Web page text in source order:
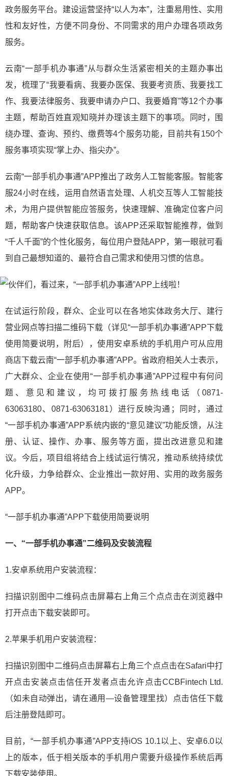
政务服务平台。建设运营坚持“以人为本”，注重易用性、实用
性和友好性，方便不同身份、不同需求的用户办理各项政务
服务。
云南“一部手机办事通”从与群众生活紧密相关的主题办事出
发，梳理了“我要看病、我要办医保、我要考资质、我要找工
作、我要法律服务、我要申请办户口、我要婚育”等12个办事
主题，帮助百姓直观知晓并办理该主题下的事项。同时，围
绕办理、查询、预约、缴费等4个服务功能，目前共有150个
服务事项实现“掌上办、指尖办”。
云南“一部手机办事通”APP推出了政务人工智能客服。智能客
服24小时在线，运用自然语言处理、人机交互等人工智能技
术，为用户提供智能应答服务，快速理解、准确定位客户问
题，帮助客户快速获取信息。该APP还采取智能推荐，做到
“千人千面”的个性化服务，每位用户登陆APP，第一眼就可看
到自己最想知道的、最符合自己需求和使用习惯的信息。
在试运行阶段，群众、企业可以在各地实体政务大厅、建行
营业网点等扫描二维码下载（详见“一部手机办事通”APP下载
使用简要说明，附后），使用安卓系统的手机用户可从应用
商店下载云南“一部手机办事通”APP。省政府相关人士表示，
广大群众、企业在使用“一部手机办事通”APP过程中有何问
题、意见和建议，均可拨打服务热线电话（0871-
63063180、0871-63063181）进行反映沟通；同时，通过
“一部手机办事通”APP系统内嵌的“意见建议”功能反馈，从注
册、认证、操作、办事、服务等方面，提出改进意见和建
议。今后，项目组将结合上线试运行情况，推动系统持续优
化升级，力争给群众、企业推出一款好用、实用的政务服务
APP。
“一部手机办事通”APP下载使用简要说明
一、“一部手机办事通”二维码及安装流程
1.安卓系统用户安装流程：
扫描识别图中二维码点击屏幕右上角三个点点击在浏览器中
打开点击下载安装即可。
2.苹果手机用户安装流程：
扫描识别图中二维码点击屏幕右上角三个点点击在Safari中打
开点击安装点击信任开发者点击允许点击CCBFintech Ltd.
（如未自动弹出，请在通用—设备管理里找）点击信任下载
后注册登陆即可。
目前，“一部手机办事通”APP支持iOS 10.1以上、安卓6.0以
上的版本，低于相关版本的手机用户需要升级操作系统后再
下载安装使用。